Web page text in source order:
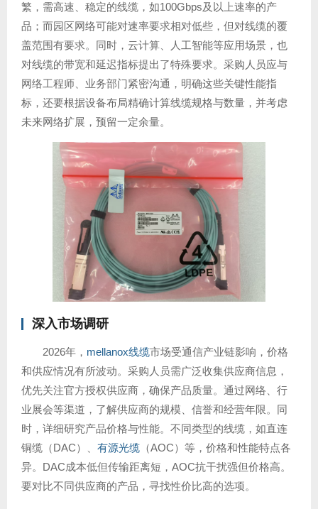
繁，需高速、稳定的线缆，如100Gbps及以上速率的产
品；而园区网络可能对速率要求相对低些，但对线缆的覆
盖范围有要求。同时，云计算、人工智能等应用场景，也
对线缆的带宽和延迟指标提出了特殊要求。采购人员应与
网络工程师、业务部门紧密沟通，明确这些关键性能指
标，还要根据设备布局精确计算线缆规格与数量，并考虑
未来网络扩展，预留一定余量。
深入市场调研
2026年， mellanox线缆市场受通信产业链影响，价格
和供应情况有所波动。采购人员需广泛收集供应商信息，
优先关注官方授权供应商，确保产品质量。通过网络、行
业展会等渠道，了解供应商的规模、信誉和经营年限。同
时，详细研究产品价格与性能。不同类型的线缆，如直连
铜缆（DAC）、 有源光缆 （AOC）等，价格和性能特点各
异。DAC成本低但传输距离短，AOC抗干扰强但价格高。
要对比不同供应商的产品，寻找性价比高的选项。